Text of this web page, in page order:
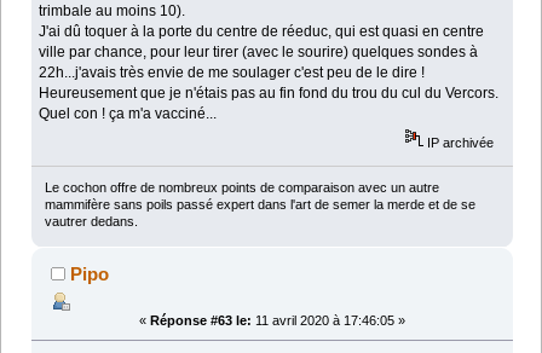
trimbale au moins 10).
J'ai dû toquer à la porte du centre de réeduc, qui est quasi en centre
ville par chance, pour leur tirer (avec le sourire) quelques sondes à
22h...j'avais très envie de me soulager c'est peu de le dire !
Heureusement que je n'étais pas au fin fond du trou du cul du Vercors.
Quel con ! ça m'a vacciné...
IP archivée
Le cochon offre de nombreux points de comparaison avec un autre
mammifère sans poils passé expert dans l'art de semer la merde et de se
vautrer dedans.
Pipo
« Réponse #63 le: 11 avril 2020 à 17:46:05 »